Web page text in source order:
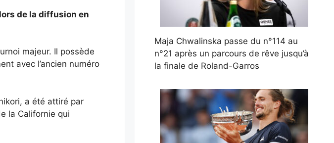
de la diffusion en
majeur. Il possède
avec l’ancien numéro
a été attiré par
la Californie qui
Maja Chwalinska passe du n°114 au
n°21 après un parcours de rêve jusqu’à
la finale de Roland-Garros